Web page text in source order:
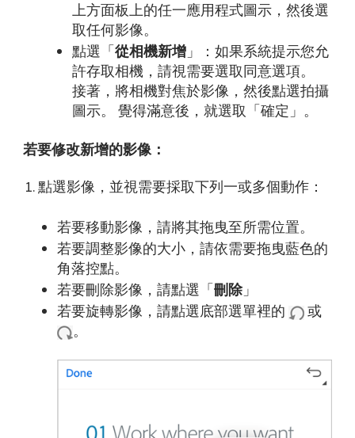
上方面板上的任一應用程式圖示，然後選
取任何影像。
點選「從相機新增 」：如果系統提示您允
許存取相機，請視需要選取同意選項。
接著，將相機對焦於影像，然後點選拍攝
圖示。 覺得滿意後，就選取「確定」。
若要修改新增的影像：
點選影像，並視需要採取下列一或多個動作：
若要移動影像，請將其拖曳至所需位置。
若要調整影像的大小，請依需要拖曳藍色的
角落控點。
若要刪除影像，請點選「刪除」
若要旋轉影像，請點選底部選單裡的
或
。